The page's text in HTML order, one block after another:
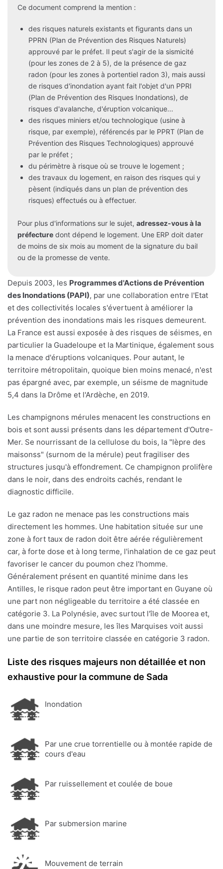
Ce document comprend la mention :
des risques naturels existants et figurants dans un
PPRN (Plan de Prévention des Risques Naturels)
approuvé par le préfet. Il peut s'agir de la sismicité
(pour les zones de 2 à 5), de la présence de gaz
radon (pour les zones à portentiel radon 3), mais aussi
de risques d'inondation ayant fait l'objet d'un PPRI
(Plan de Prévention des Risques Inondations), de
risques d'avalanche, d'éruption volcanique...
des risques miniers et/ou technologique (usine à
risque, par exemple), référencés par le PPRT (Plan de
Prévention des Risques Technologiques) approuvé
par le préfet ;
du périmètre à risque où se trouve le logement ;
des travaux du logement, en raison des risques qui y
pèsent (indiqués dans un plan de prévention des
risques) effectués ou à effectuer.
Pour plus d'informations sur le sujet, adressez-vous à la
préfecture dont dépend le logement. Une ERP doit dater
de moins de six mois au moment de la signature du bail
ou de la promesse de vente.
Depuis 2003, les Programmes d'Actions de Prévention
des Inondations (PAPI), par une collaboration entre l'Etat
et des collectivités locales s'évertuent à améliorer la
prévention des inondations mais les risques demeurent.
La France est aussi exposée à des risques de séismes, en
particulier la Guadeloupe et la Martinique, également sous
la menace d'éruptions volcaniques. Pour autant, le
territoire métropolitain, quoique bien moins menacé, n'est
pas épargné avec, par exemple, un séisme de magnitude
5,4 dans la Drôme et l'Ardèche, en 2019.
Les champignons mérules menacent les constructions en
bois et sont aussi présents dans les département d'Outre-
Mer. Se nourrissant de la cellulose du bois, la "lèpre des
maisonss" (surnom de la mérule) peut fragiliser des
structures jusqu'à effondrement. Ce champignon prolifère
dans le noir, dans des endroits cachés, rendant le
diagnostic difficile.
Le gaz radon ne menace pas les constructions mais
directement les hommes. Une habitation située sur une
zone à fort taux de radon doit être aérée régulièrement
car, à forte dose et à long terme, l'inhalation de ce gaz peut
favoriser le cancer du poumon chez l'homme.
Généralement présent en quantité minime dans les
Antilles, le risque radon peut être important en Guyane où
une part non négligeable du territoire a été classée en
catégorie 3. La Polynésie, avec surtout l'île de Moorea et,
dans une moindre mesure, les îles Marquises voit aussi
une partie de son territoire classée en catégorie 3 radon.
Liste des risques majeurs non détaillée et non
exhaustive pour la commune de Sada
Inondation
Par une crue torrentielle ou à montée rapide de
cours d'eau
Par ruissellement et coulée de boue
Par submersion marine
Mouvement de terrain